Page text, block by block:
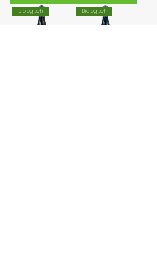
Biologisch Biologisch